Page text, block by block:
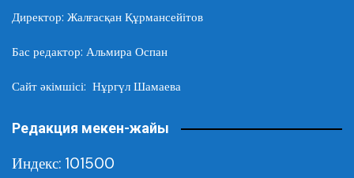
Директор: Жалғасқан Құрмансейітов
Бас редактор: Альмира Оспан
Сайт әкімшісі: Нұргүл Шамаева
Редакция мекен-жайы
Индекс: 101500